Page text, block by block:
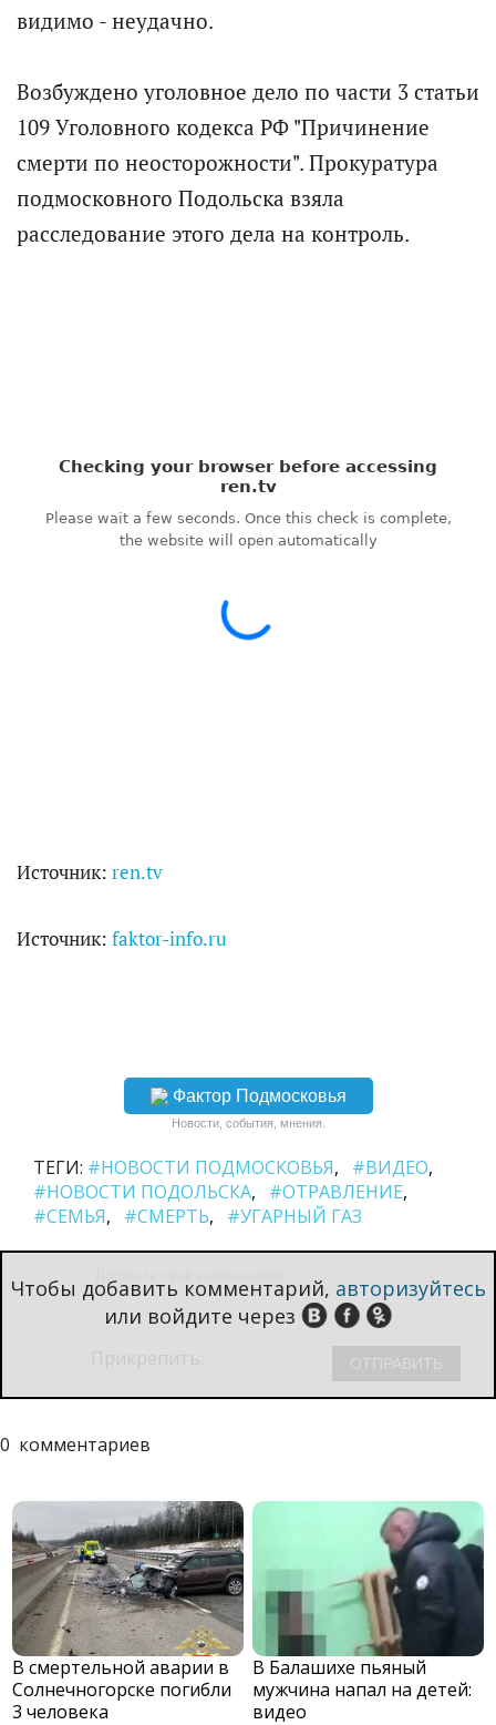
видимо - неудачно.
Возбуждено уголовное дело по части 3 статьи
109 Уголовного кодекса РФ "Причинение
смерти по неосторожности". Прокуратура
подмосковного Подольска взяла
расследование этого дела на контроль.
Источник: ren.tv
Источник: faktor-info.ru
Фактор Подмосковья
Новости, события, мнения.
ТЕГИ: #НОВОСТИ ПОДМОСКОВЬЯ
#ВИДЕО
#НОВОСТИ ПОДОЛЬСКА
#ОТРАВЛЕНИЕ
#СЕМЬЯ
#СМЕРТЬ #УГАРНЫЙ ГАЗ
Чтобы добавить комментарий, авторизуйтесь
или войдите через
0 комментариев
В смертельной аварии в
Солнечногорске погибли
3 человека
В Балашихе пьяный
мужчина напал на детей:
видео